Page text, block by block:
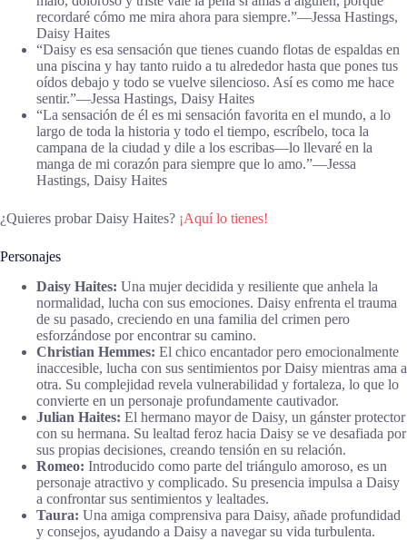
recordaré cómo me mira ahora para siempre.”―Jessa Hastings,
Daisy Haites
“Daisy es esa sensación que tienes cuando flotas de espaldas en
una piscina y hay tanto ruido a tu alrededor hasta que pones tus
oídos debajo y todo se vuelve silencioso. Así es como me hace
sentir.”―Jessa Hastings, Daisy Haites
“La sensación de él es mi sensación favorita en el mundo, a lo
largo de toda la historia y todo el tiempo, escríbelo, toca la
campana de la ciudad y dile a los escribas—lo llevaré en la
manga de mi corazón para siempre que lo amo.”―Jessa
Hastings, Daisy Haites
¿Quieres probar Daisy Haites? ¡Aquí lo tienes!
Personajes
Daisy Haites: Una mujer decidida y resiliente que anhela la
normalidad, lucha con sus emociones. Daisy enfrenta el trauma
de su pasado, creciendo en una familia del crimen pero
esforzándose por encontrar su camino.
Christian Hemmes: El chico encantador pero emocionalmente
inaccesible, lucha con sus sentimientos por Daisy mientras ama a
otra. Su complejidad revela vulnerabilidad y fortaleza, lo que lo
convierte en un personaje profundamente cautivador.
Julian Haites: El hermano mayor de Daisy, un gánster protector
con su hermana. Su lealtad feroz hacia Daisy se ve desafiada por
sus propias decisiones, creando tensión en su relación.
Romeo: Introducido como parte del triángulo amoroso, es un
personaje atractivo y complicado. Su presencia impulsa a Daisy
a confrontar sus sentimientos y lealtades.
Taura: Una amiga comprensiva para Daisy, añade profundidad
y consejos, ayudando a Daisy a navegar su vida turbulenta.